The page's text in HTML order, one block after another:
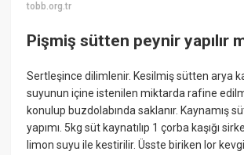
tobb.org.tr
Pişmiş sütten peynir yapılır
Sertleşince dilimlenir. Kesilmiş sütten arya
suyunun içine istenilen miktarda rafine
konulup buzdolabında saklanır. Kaynamış
yapımı. 5kg süt kaynatılıp 1 çorba kaşığı
limon suyu ile kestirilir. Üsste biriken lor